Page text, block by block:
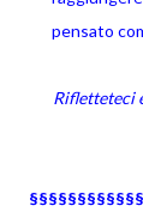
pensato
Rifletteteci